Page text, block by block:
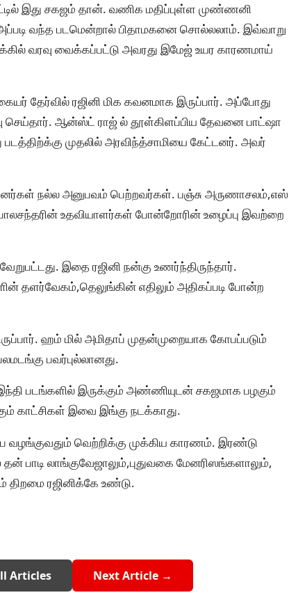
இது சகஜம் தான். வணிக மதிப்புள்ள முண்ணனி
அப்படி வந்த படமென்றால் பிதாமகனை சொல்லலாம். இவ்வாறு
வரவு வைக்கப்பட்டு அவரது இமேஜ் உயர காரணமாய்
தேர்வில் ரஜினி மிக கவனமாக இருப்பார். அப்போது
செய்தார். ஆன்ஸ்ட் ராஜ் ல் தூள்கிளப்பிய தேவனை பாட்ஷா
முதலில் அரவிந்த்சாமியை கேட்டனர். அவர்
நல்ல அனுபவம் பெற்றவர்கள். பஞ்சு அருணாசலம்,எஸ்
உதவியாளர்கள் போன்றோரின் உழைப்பு இவற்றை
இதை ரஜினி நன்கு உணர்ந்திருந்தார்.
தளர்வேகம்,தெலுங்கின் எதிலும் அதிகப்படி போன்ற
ஹம் மில் அமிதாப் முதன்முறையாக கோபப்படும்
பவர்புல்லானது.
படங்களில் இருக்கும் அண்ணியுடன் சகஜமாக பழகும்
காட்சிகள் இவை இங்கு நடக்காது.
வெற்றிக்கு முக்கிய காரணம். இரண்டு
லாங்குவேஜாலும்,புதுவகை மேனரிஸங்களாலும்,
ரஜினிக்கே உண்டு.
Articles Next Article →